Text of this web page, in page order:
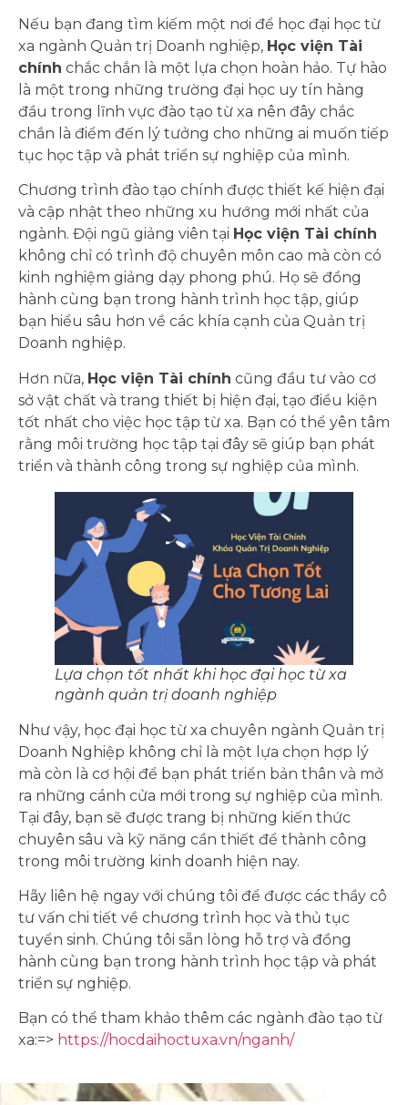
Nếu bạn đang tìm kiếm một nơi để học đại học từ
xa ngành Quản trị Doanh nghiệp, Học viện Tài
chính chắc chắn là một lựa chọn hoàn hảo. Tự hào
là một trong những trường đại học uy tín hàng
đầu trong lĩnh vực đào tạo từ xa nên đây chắc
chắn là điểm đến lý tưởng cho những ai muốn tiếp
tục học tập và phát triển sự nghiệp của mình.
Chương trình đào tạo chính được thiết kế hiện đại
và cập nhật theo những xu hướng mới nhất của
ngành. Đội ngũ giảng viên tại Học viện Tài chính
không chỉ có trình độ chuyên môn cao mà còn có
kinh nghiệm giảng dạy phong phú. Họ sẽ đồng
hành cùng bạn trong hành trình học tập, giúp
bạn hiểu sâu hơn về các khía cạnh của Quản trị
Doanh nghiệp.
Hơn nữa, Học viện Tài chính cũng đầu tư vào cơ
sở vật chất và trang thiết bị hiện đại, tạo điều kiện
tốt nhất cho việc học tập từ xa. Bạn có thể yên tâm
rằng môi trường học tập tại đây sẽ giúp bạn phát
triển và thành công trong sự nghiệp của mình.
Lựa chọn tốt nhất khi học đại học từ xa
ngành quản trị doanh nghiệp
Như vậy, học đại học từ xa chuyên ngành Quản trị
Doanh Nghiệp không chỉ là một lựa chọn hợp lý
mà còn là cơ hội để bạn phát triển bản thân và mở
ra những cánh cửa mới trong sự nghiệp của mình.
Tại đây, bạn sẽ được trang bị những kiến thức
chuyên sâu và kỹ năng cần thiết để thành công
trong môi trường kinh doanh hiện nay.
Hãy liên hệ ngay với chúng tôi để được các thầy cô
tư vấn chi tiết về chương trình học và thủ tục
tuyển sinh. Chúng tôi sẵn lòng hỗ trợ và đồng
hành cùng bạn trong hành trình học tập và phát
triển sự nghiệp.
Bạn có thể tham khảo thêm các ngành đào tạo từ
xa:=> https://hocdaihoctuxa.vn/nganh/